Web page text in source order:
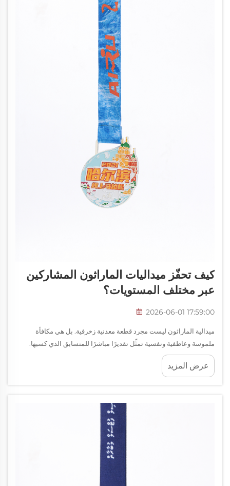
كيف تحفّز ميداليات الماراثون المشاركين
عبر مختلف المستويات؟
2026-06-01 17:59:00
ميدالية الماراثون ليست مجرد قطعة معدنية زخرفية. بل هي مكافأة
ملموسة وعاطفية ونفسية تمثِّل تقديرًا مباشرًا للمتسابق الذي كسبها.
سواء أكان الشخص يجتاز خط النهاية بعد أربع ساعات أم بعد أربع عشرة
ساعة، فإن الميدالية...
عرض المزيد